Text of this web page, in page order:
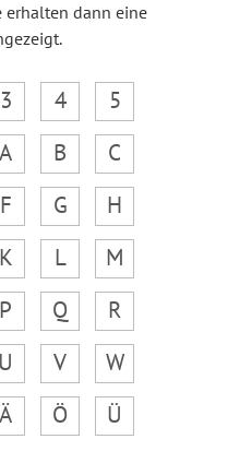
erhalten dann eine
3 4
5
A B
C
F G
H
K L
M
P Q
R
U V
W
Ä Ö
Ü